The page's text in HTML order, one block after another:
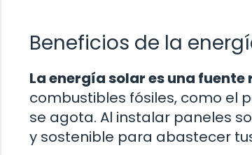
Beneficios de la
La energía solar es una
combustibles fósiles, como el
se agota. Al instalar paneles
y sostenible para abastecer